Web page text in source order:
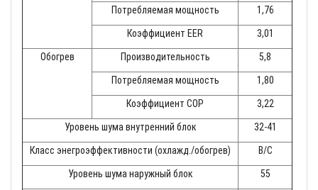
Потребляемая мощность 1,76
Коэффициент EER 3,01
Обогрев Производительность 5,8
Потребляемая мощность 1,80
Коэффициент СОР 3,22
Уровень шума внутренний блок 32-41
Класс энегроэффективности (охлажд./обогрев) B/C
Уровень шума наружный блок 55